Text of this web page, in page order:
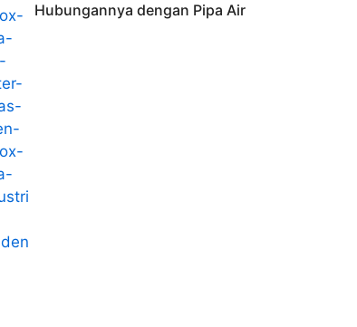
Hubungannya dengan Pipa Air